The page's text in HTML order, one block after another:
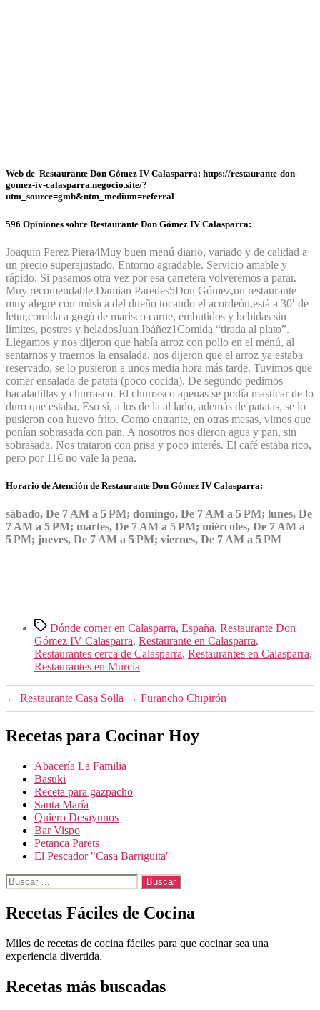
Web de Restaurante Don Gómez IV Calasparra: https://restaurante-don-
gomez-iv-calasparra.negocio.site/?
utm_source=gmb&utm_medium=referral
596 Opiniones sobre Restaurante Don Gómez IV Calasparra:
Joaquin Perez Piera4Muy buen menú diario, variado y de calidad a
un precio superajustado. Entorno agradable. Servicio amable y
rápido. Si pasamos otra vez por esa carretera volveremos a parar.
Muy recomendable.Damian Paredes5Don Gómez,un restaurante
muy alegre con música del dueño tocando el acordeón,está a 30′ de
letur,comida a gogó de marisco carne, embutidos y bebidas sin
límites, postres y heladosJuan Ibáñez1Comida “tirada al plato”.
Llegamos y nos dijeron que había arroz con pollo en el menú, al
sentarnos y traernos la ensalada, nos dijeron que el arroz ya estaba
reservado, se lo pusieron a unos media hora más tarde. Tuvimos que
comer ensalada de patata (poco cocida). De segundo pedimos
bacaladillas y churrasco. El churrasco apenas se podía masticar de lo
duro que estaba. Eso sí, a los de la al lado, además de patatas, se lo
pusieron con huevo frito. Como entrante, en otras mesas, vimos que
ponían sobrasada con pan. A nosotros nos dieron agua y pan, sin
sobrasada. Nos trataron con prisa y poco interés. El café estaba rico,
pero por 11€ no vale la pena.
Horario de Atención de Restaurante Don Gómez IV Calasparra:
sábado, De 7 AM a 5 PM; domingo, De 7 AM a 5 PM; lunes, De
7 AM a 5 PM; martes, De 7 AM a 5 PM; miércoles, De 7 AM a
5 PM; jueves, De 7 AM a 5 PM; viernes, De 7 AM a 5 PM
Etiquetas
Dónde comer en Calasparra, España, Restaurante Don
Gómez IV Calasparra, Restaurante en Calasparra,
Restaurantes cerca de Calasparra, Restaurantes en Calasparra,
Restaurantes en Murcia
← Restaurante Casa Solla → Furancho Chipirón
Recetas para Cocinar Hoy
Abacería La Familia
Basuki
Receta para gazpacho
Santa María
Quiero Desayunos
Bar Vispo
Petanca Parets
El Pescador "Casa Barriguita"
Buscar:
Recetas Fáciles de Cocina
Miles de recetas de cocina fáciles para que cocinar sea una
experiencia divertida.
Recetas más buscadas